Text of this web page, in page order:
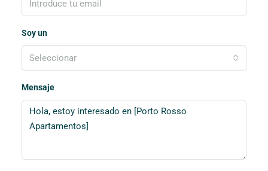
Soy un
Seleccionar
Mensaje